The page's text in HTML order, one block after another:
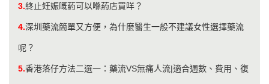
3.終止妊娠嘅葯可以喺葯店買咩？
4.深圳藥流簡單又方便，為什麼醫生一般不建議女性選擇藥流
呢？
5.香港落仔方法二選一：藥流VS無痛人流|適合週數、費用、復